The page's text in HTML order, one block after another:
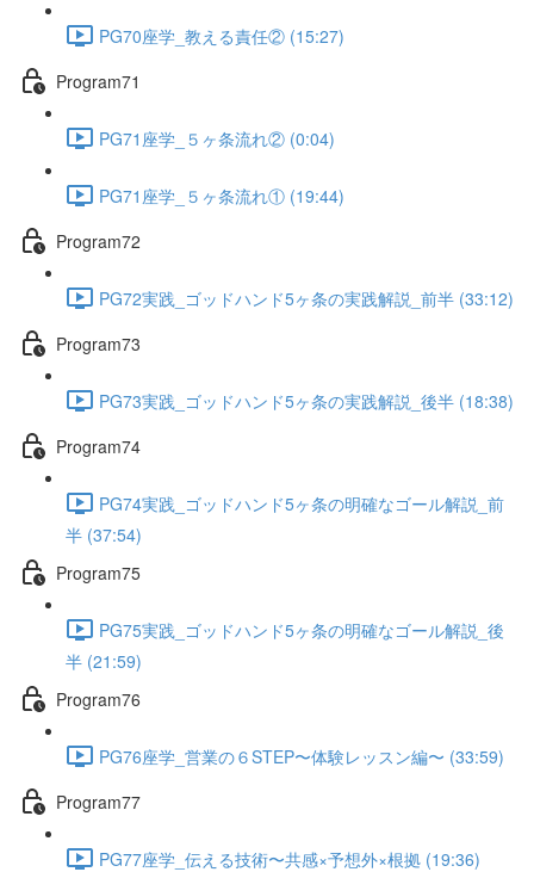
PG70座学_教える責任② (15:27)
Program71
PG71座学_５ヶ条流れ② (0:04)
PG71座学_５ヶ条流れ① (19:44)
Program72
PG72実践_ゴッドハンド5ヶ条の実践解説_前半 (33:12)
Program73
PG73実践_ゴッドハンド5ヶ条の実践解説_後半 (18:38)
Program74
PG74実践_ゴッドハンド5ヶ条の明確なゴール解説_前
半 (37:54)
Program75
PG75実践_ゴッドハンド5ヶ条の明確なゴール解説_後
半 (21:59)
Program76
PG76座学_営業の６STEP〜体験レッスン編〜 (33:59)
Program77
PG77座学_伝える技術〜共感×予想外×根拠 (19:36)